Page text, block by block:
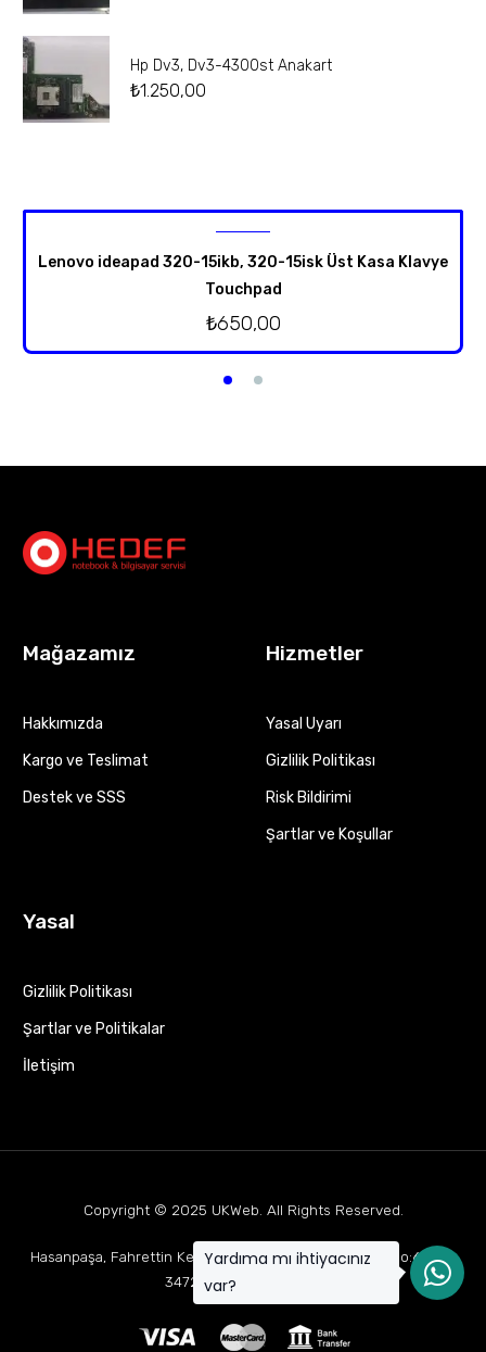
Hp Dv3, Dv3-4300st Anakart
₺1.250,00
Lenovo ideapad 320-15ikb, 320-15isk Üst Kasa Klavye
Touchpad
₺650,00
Mağazamız
Hakkımızda
Kargo ve Teslimat
Destek ve SSS
Hizmetler
Yasal Uyarı
Gizlilik Politikası
Risk Bildirimi
Şartlar ve Koşullar
Yasal
Gizlilik Politikası
Şartlar ve Politikalar
İletişim
Copyright © 2025 UKWeb. All Rights Reserved.
Hasanpaşa, Fahrettin Kerim Gökay Cd Mukaddes Apt No:63 D:1,
34722 Kadıköy/İstanbul
Yardıma mı ihtiyacınız
var?